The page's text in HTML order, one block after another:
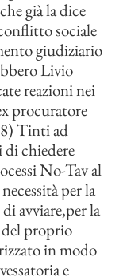
già la dice
sociale
giudiziario
Livio
reazioni nei
procuratore
Tinti ad
chiedere
No-Tav al
per la
avviare,per la
proprio
in modo
e